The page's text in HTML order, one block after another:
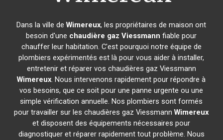
Dans la ville deWimereux, les propriétaires de maison ont
besoin d'une chaudière gaz Viessmann fiable pour
chauffer leur habitation. C'est pourquoi notre équipe de
plombiers expérimentés est là pour vous aider à installer,
entretenir et réparer vos chaudières gaz Viessmann
Wimereux. Nous intervenons rapidement pour répondre à
vos besoins, que ce soit pour une panne urgente ou une
simple vérification annuelle. Nos plombiers sont formés
pour travailler sur les chaudières gaz ViessmannWimereux
et disposent des équipements nécessaires pour
diagnostiquer et réparer rapidement tout problème. Nous